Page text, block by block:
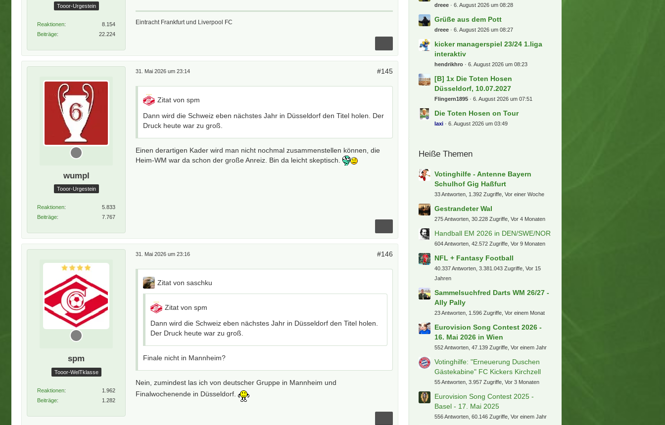
Tooor-Urgestein
Reaktionen
8.154
Beiträge
22.224
Eintracht Frankfurt und Liverpool FC
wumpl
Tooor-Urgestein
Reaktionen
5.833
Beiträge
7.767
31. Mai 2026 um 23:14 #145
Zitat von spm
Dann wird die Schweiz eben nächstes Jahr in Düsseldorf den Titel holen. Der
Druck heute war zu groß.
Einen derartigen Kader wird man nicht nochmal zusammenstellen können, die
Heim-WM war da schon der große Anreiz. Bin da leicht skeptisch.
spm
Tooor-WelTklasse
Reaktionen
1.962
Beiträge
1.282
31. Mai 2026 um 23:16 #146
Zitat von saschku
Zitat von spm
Dann wird die Schweiz eben nächstes Jahr in Düsseldorf den Titel holen.
Der Druck heute war zu groß.
Finale nicht in Mannheim?
Nein, zumindest las ich von deutscher Gruppe in Mannheim und
Finalwochenende in Düsseldorf.
dreee 6. August 2026 um 08:28
Grüße aus dem Pott
dreee 6. August 2026 um 08:27
kicker managerspiel 23/24 1.liga
interaktiv
hendrikhro 6. August 2026 um 08:23
[B] 1x Die Toten Hosen
Düsseldorf, 10.07.2027
Flingern1895 6. August 2026 um 07:51
Die Toten Hosen on Tour
laxi 6. August 2026 um 03:49
Heiße Themen
Votinghilfe - Antenne Bayern
Schulhof Gig Haßfurt
33 Antworten, 1.392 Zugriffe, Vor einer Woche
Gestrandeter Wal
275 Antworten, 30.228 Zugriffe, Vor 4 Monaten
Handball EM 2026 in DEN/SWE/NOR
604 Antworten, 42.572 Zugriffe, Vor 9 Monaten
NFL + Fantasy Football
40.337 Antworten, 3.381.043 Zugriffe, Vor 15
Jahren
Sammelsuchfred Darts WM 26/27 -
Ally Pally
23 Antworten, 1.596 Zugriffe, Vor einem Monat
Eurovision Song Contest 2026 -
16. Mai 2026 in Wien
552 Antworten, 47.139 Zugriffe, Vor einem Jahr
Votinghilfe: "Erneuerung Duschen
Gästekabine" FC Kickers Kirchzell
55 Antworten, 3.957 Zugriffe, Vor 3 Monaten
Eurovision Song Contest 2025 -
Basel - 17. Mai 2025
556 Antworten, 60.146 Zugriffe, Vor einem Jahr